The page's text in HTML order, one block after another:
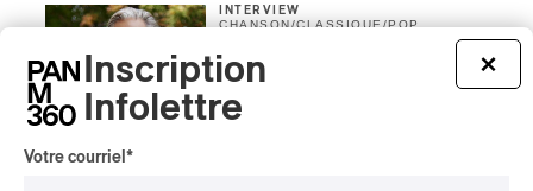
INTERVIEW
CHANSON/CLASSIQUE /POP
Domaine Forget 2026
| Marc Hervieux chante 35
ans de carrière
×
Inscription
Infolettre
Votre courriel *